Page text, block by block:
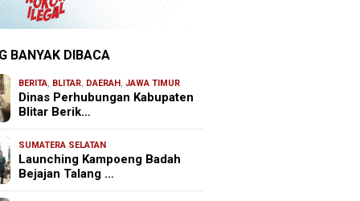
BANYAK DIBACA
BERITA, BLITAR, DAERAH ,JAWA TIMUR
Dinas Perhubungan Kabupaten
Blitar Berik…
SUMATERA SELATAN
Launching Kampoeng Badah
Bejajan Talang …